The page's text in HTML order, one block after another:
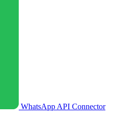
WhatsApp API Connector